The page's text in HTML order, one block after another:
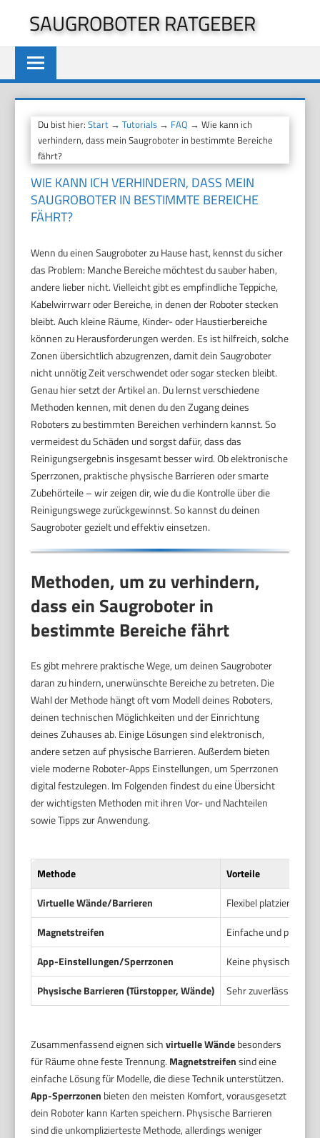
springen
SAUGROBOTER RATGEBER
Du bist hier:Start →Tutorials → FAQ → Wie kann ich
verhindern, dass mein Saugroboter in bestimmte Bereiche
fährt?
WIE KANN ICH VERHINDERN, DASS MEIN
SAUGROBOTER IN BESTIMMTE BEREICHE
FÄHRT?
Wenn du einen Saugroboter zu Hause hast, kennst du sicher
das Problem: Manche Bereiche möchtest du sauber haben,
andere lieber nicht. Vielleicht gibt es empfindliche Teppiche,
Kabelwirrwarr oder Bereiche, in denen der Roboter stecken
bleibt. Auch kleine Räume, Kinder- oder Haustierbereiche
können zu Herausforderungen werden. Es ist hilfreich, solche
Zonen übersichtlich abzugrenzen, damit dein Saugroboter
nicht unnötig Zeit verschwendet oder sogar stecken bleibt.
Genau hier setzt der Artikel an. Du lernst verschiedene
Methoden kennen, mit denen du den Zugang deines
Roboters zu bestimmten Bereichen verhindern kannst. So
vermeidest du Schäden und sorgst dafür, dass das
Reinigungsergebnis insgesamt besser wird. Ob elektronische
Sperrzonen, praktische physische Barrieren oder smarte
Zubehörteile – wir zeigen dir, wie du die Kontrolle über die
Reinigungswege zurückgewinnst. So kannst du deinen
Saugroboter gezielt und effektiv einsetzen.
Methoden, um zu verhindern,
dass ein Saugroboter in
bestimmte Bereiche fährt
Es gibt mehrere praktische Wege, um deinen Saugroboter
daran zu hindern, unerwünschte Bereiche zu betreten. Die
Wahl der Methode hängt oft vom Modell deines Roboters,
deinen technischen Möglichkeiten und der Einrichtung
deines Zuhauses ab. Einige Lösungen sind elektronisch,
andere setzen auf physische Barrieren. Außerdem bieten
viele moderne Roboter-Apps Einstellungen, um Sperrzonen
digital festzulegen. Im Folgenden findest du eine Übersicht
der wichtigsten Methoden mit ihren Vor- und Nachteilen
sowie Tipps zur Anwendung.
Methode
Vorteile
Virtuelle Wände/Barrieren
Flexibel platzierbar,
Magnetstreifen
Einfache und
App-Einstellungen/Sperrzonen
Keine physischen
Physische Barrieren (Türstopper, Wände)
Sehr zuverlässig,
Zusammenfassend eignen sichvirtuelle Wändebesonders
für Räume ohne feste Trennung. Magnetstreifensind eine
einfache Lösung für Modelle, die diese Technik unterstützen.
App-Sperrzonen bieten den meisten Komfort, vorausgesetzt
dein Roboter kann Karten speichern. Physische Barrieren
sind die unkomplizierteste Methode, allerdings weniger